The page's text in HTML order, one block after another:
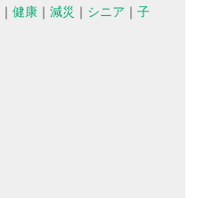
｜ 健康 ｜ 減災 ｜ シニア ｜ 子